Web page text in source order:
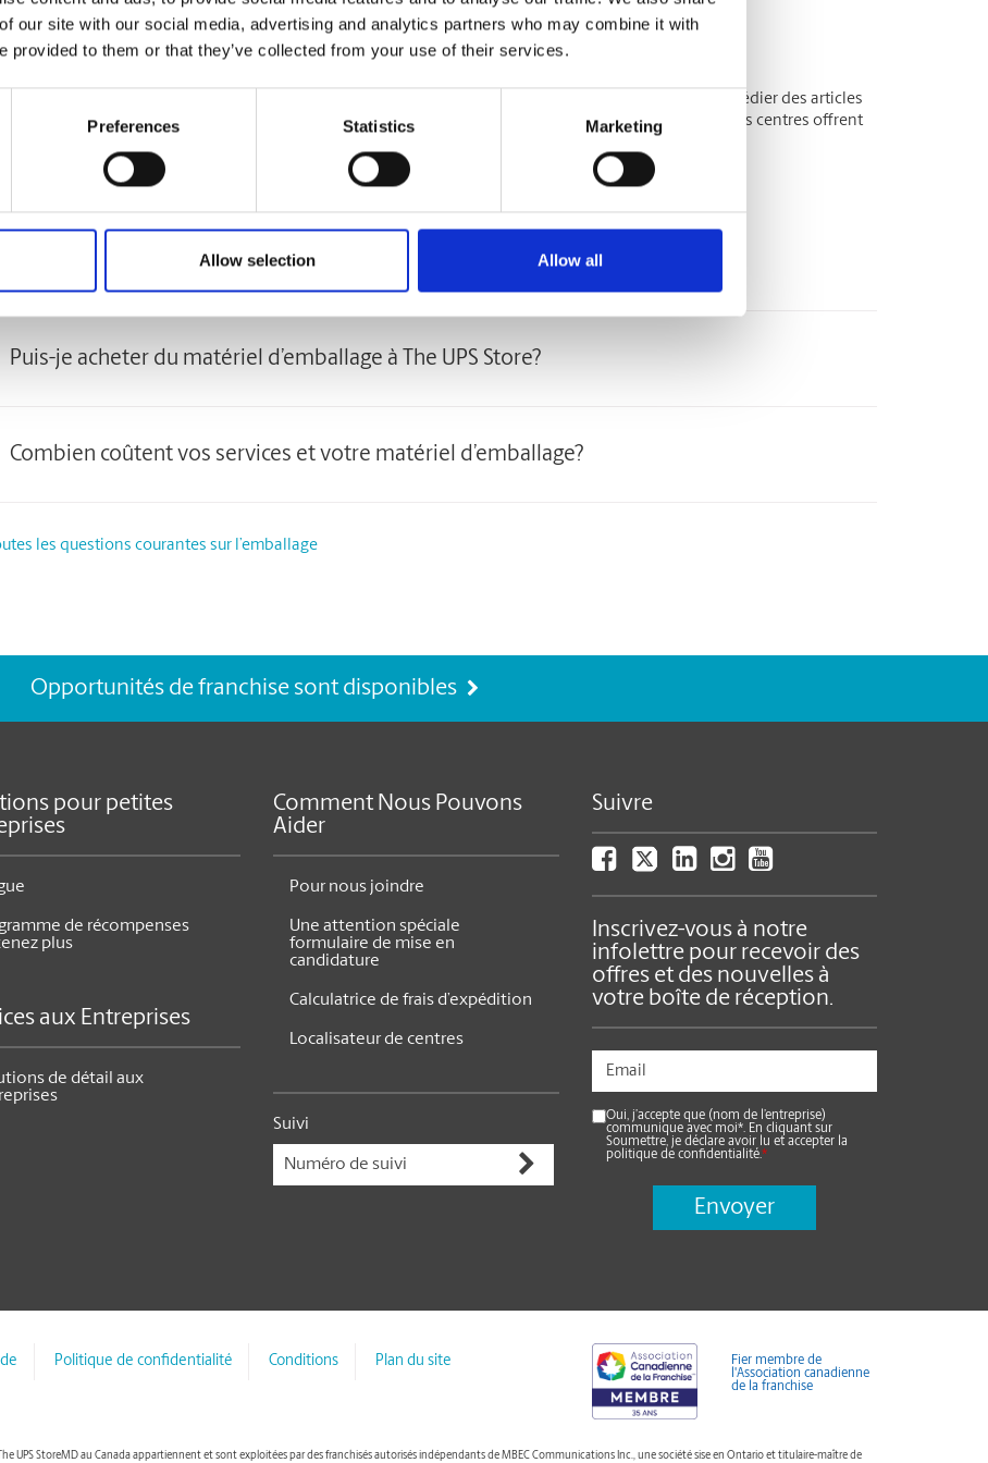
our site with our social media, advertising and analytics partners who may combine it with
provided to them or that they’ve collected from your use of their services.
Preferences Statistics Marketing
Allow selection Allow all
grand, on en fait notre affaire!
préférez confier le déménagement de vos articles volumineux à des professionnels ? Nous pouvons expédier des articles
gros qu’une table de billard, une horloge grand-père ou même une moto ou une voiture ! La plupart de nos centres offrent
Pouvez-vous emballer mon ou mes articles?
Puis-je acheter du matériel d’emballage à The UPS Store?
Combien coûtent vos services et votre matériel d’emballage?
les questions courantes sur l’emballage
Opportunités de franchise sont disponibles
pour petites
de récompenses
plus
aux Entreprises
de détail aux
Comment Nous Pouvons
Aider
Pour nous joindre
Une attention spéciale
formulaire de mise en
candidature
Calculatrice de frais d’expédition
Localisateur de centres
Suivi
Suivre
Inscrivez-vous à notre
infolettre pour recevoir des
offres et des nouvelles à
votre boîte de réception.
Oui, j’accepte que (nom de l’entreprise)
communique avec moi*. En cliquant sur
Soumettre, je déclare avoir lu et accepter la
politique de confidentialité.*
Politique de confidentialité Conditions Plan du site
Fier membre de
l'Association canadienne
de la franchise
StoreMD au Canada appartiennent et sont exploitées par des franchisés autorisés indépendants de MBEC Communications Inc., une société sise en Ontario et titulaire-maître de